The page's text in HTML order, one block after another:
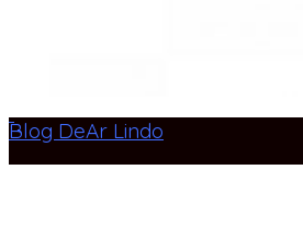
Blog DeAr Lindo